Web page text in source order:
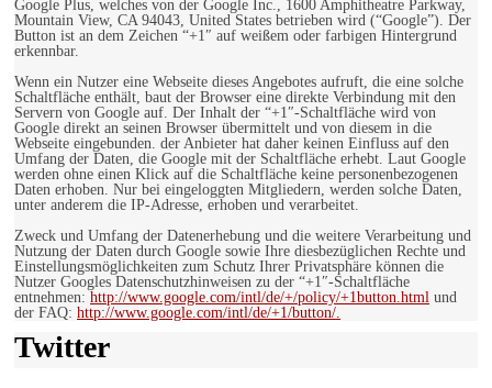
Google Plus, welches von der Google Inc., 1600 Amphitheatre Parkway,
Mountain View, CA 94043, United States betrieben wird (“Google”). Der
Button ist an dem Zeichen “+1″ auf weißem oder farbigen Hintergrund
erkennbar.
Wenn ein Nutzer eine Webseite dieses Angebotes aufruft, die eine solche
Schaltfläche enthält, baut der Browser eine direkte Verbindung mit den
Servern von Google auf. Der Inhalt der “+1″-Schaltfläche wird von
Google direkt an seinen Browser übermittelt und von diesem in die
Webseite eingebunden. der Anbieter hat daher keinen Einfluss auf den
Umfang der Daten, die Google mit der Schaltfläche erhebt. Laut Google
werden ohne einen Klick auf die Schaltfläche keine personenbezogenen
Daten erhoben. Nur bei eingeloggten Mitgliedern, werden solche Daten,
unter anderem die IP-Adresse, erhoben und verarbeitet.
Zweck und Umfang der Datenerhebung und die weitere Verarbeitung und
Nutzung der Daten durch Google sowie Ihre diesbezüglichen Rechte und
Einstellungsmöglichkeiten zum Schutz Ihrer Privatsphäre können die
Nutzer Googles Datenschutzhinweisen zu der “+1″-Schaltfläche
entnehmen: http://www.google.com/intl/de/+/policy/+1button.html und
der FAQ: http://www.google.com/intl/de/+1/button/.
Twitter